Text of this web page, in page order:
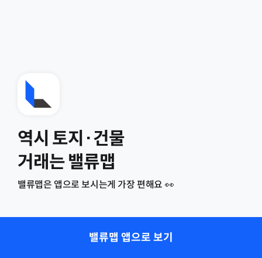
역시 토지·건물
거래는 밸류맵
밸류맵은 앱으로 보시는게 가장 편해요 👀
밸류맵 앱으로 보기